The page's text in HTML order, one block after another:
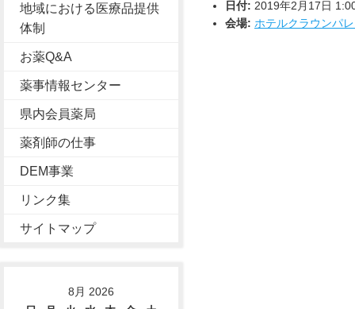
地域における医療品提供
体制
お薬Q&A
薬事情報センター
県内会員薬局
薬剤師の仕事
DEM事業
リンク集
サイトマップ
8月 2026
日付: 2019年2月17日
会場: ホテルクラウンパ